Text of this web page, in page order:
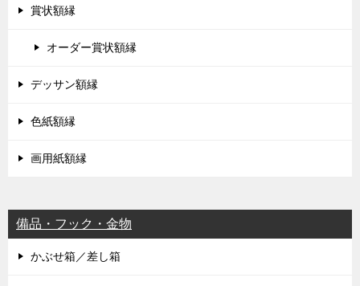
賞状額縁
オーダー賞状額縁
デッサン額縁
色紙額縁
画用紙額縁
備品・フック・金物
かぶせ箱／差し箱